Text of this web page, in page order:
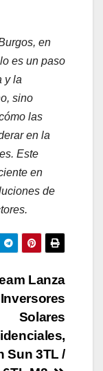
en
es un paso
y la
sino
las
en la
Este
en
de
Lanza
Solares
Sun 3TL /